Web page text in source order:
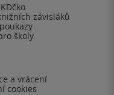
závisláků
školy
a vrácení
cookies